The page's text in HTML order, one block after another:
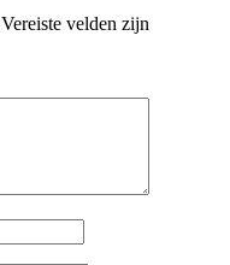
Vereiste velden zijn